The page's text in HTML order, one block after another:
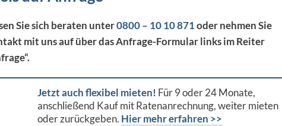
Sie sich beraten unter0800 – 10 10 871oder nehmen Sie
mit uns auf über das Anfrage-Formularlinksim Reiter
Jetzt auch flexibel mieten! Für 9 oder 24 Monate,
anschließend Kauf mit Ratenanrechnung, weiter mieten
oder zurückgeben. Hier mehr erfahren >>